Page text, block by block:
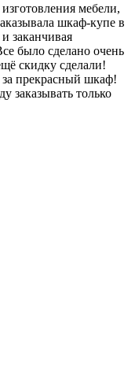
мебели,
шкаф-купе в
заканчивая
было сделано очень
скидку сделали!
за прекрасный шкаф!
заказывать только